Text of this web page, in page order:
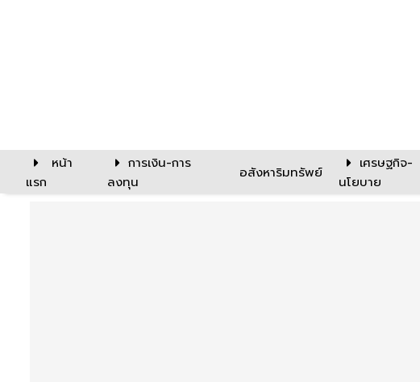
หน้า
แรก
การเงิน-การ
ลงทุน
อสังหาริมทรัพย์
เศรษฐกิจ-
นโยบาย